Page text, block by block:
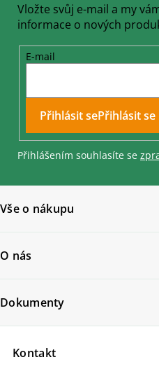
Vložte svůj e-mail a my
informace o nových
E-mail
Přihlásit se
Přihlášením souhlasíte se
Vše o nákupu
O nás
Kontakt
Dokumenty